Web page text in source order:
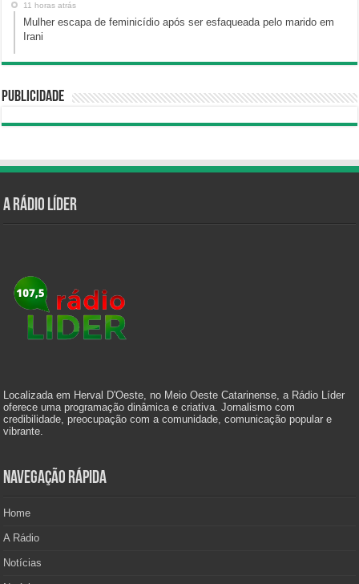
11 horas atrás
Mulher escapa de feminicídio após ser esfaqueada pelo marido em
Irani
Publicidade
A Rádio Líder
Localizada em Herval D'Oeste, no Meio Oeste Catarinense, a Rádio Líder
oferece uma programação dinâmica e criativa. Jornalismo com
credibilidade, preocupação com a comunidade, comunicação popular e
vibrante.
Navegação Rápida
Home
A Rádio
Notícias